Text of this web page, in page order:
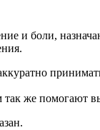
и боли,
же помогают